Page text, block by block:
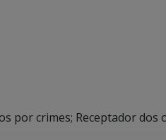
por crimes; Receptador